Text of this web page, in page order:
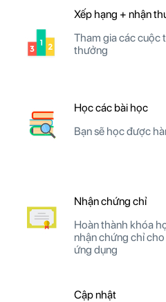
Xếp hạng + nhận
Tham gia các cuộc
thưởng
Học các bài học
Bạn sẽ học được
Nhận chứng chỉ
Hoàn thành khóa
nhận chứng chỉ
ứng dụng
Cập nhật